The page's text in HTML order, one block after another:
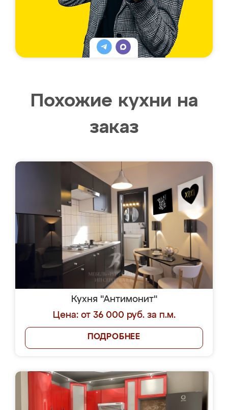
Похожие кухни на
заказ
Кухня "Антимонит"
Цена: от 36 000 руб. за п.м.
ПОДРОБНЕЕ